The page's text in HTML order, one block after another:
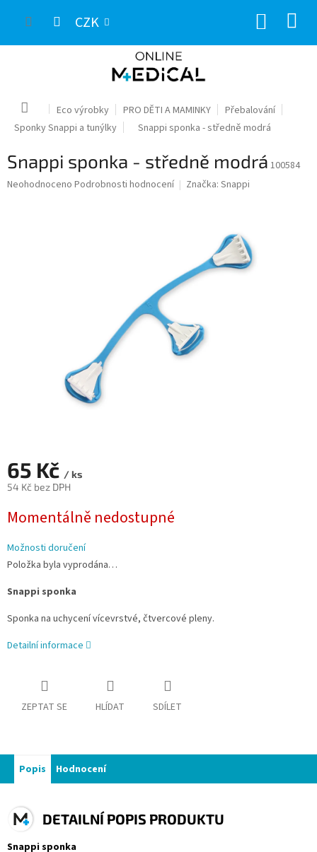
CZK
Domů Eco výrobky PRO DĚTI A MAMINKY
Přebalování
Sponky Snappi a tunýlky
Snappi sponka - středně modrá
Snappi sponka - středně modrá 100584
Průměrné
Neohodnoceno Podrobnosti hodnocení Značka: Snappi
65 Kč / ks
54 Kč bez DPH
cena:
Momentálně nedostupné
Možnosti doručení
Položka byla vyprodána…
Snappi sponka
Sponka na uchycení vícevrstvé, čtvercové pleny.
Detailní informace
ZEPTAT SE HLÍDAT SDÍLET
Popis Hodnocení
DETAILNÍ POPIS PRODUKTU
Snappi sponka